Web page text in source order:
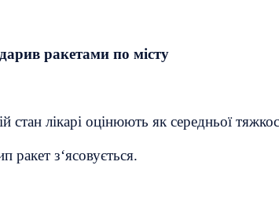
ракетами по місту
лікарі оцінюють як середньої
з‘ясовується.